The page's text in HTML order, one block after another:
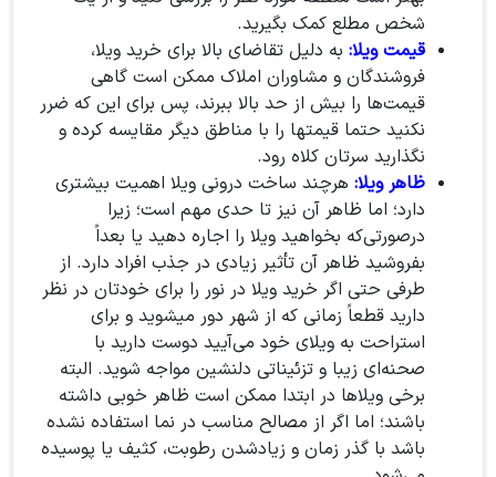
شخص مطلع کمک بگیرید.
قیمت ویلا: به دلیل تقاضای بالا برای خرید ویلا،
فروشندگان و مشاوران املاک ممکن است گاهی
قیمت‌ها را بیش از حد بالا ببرند، پس برای این که ضرر
نکنید حتما قیمتها را با مناطق دیگر مقایسه کرده و
نگذارید سرتان کلاه رود.
ظاهر ویلا: هرچند ساخت درونی ویلا اهمیت بیشتری
دارد؛ اما ظاهر آن نیز تا حدی مهم است؛ زیرا
درصورتی‌که بخواهید ویلا را اجاره دهید یا بعداً
بفروشید ظاهر آن تأثیر زیادی در جذب افراد دارد. از
طرفی حتی اگر خرید ویلا در نور را برای خودتان در نظر
دارید قطعاً زمانی که از شهر دور میشوید و برای
استراحت به ویلای خود می‌آیید دوست دارید با
صحنه‌ای زیبا و تزئیناتی دلنشین مواجه شوید. البته
برخی ویلاها در ابتدا ممکن است ظاهر خوبی داشته
باشند؛ اما اگر از مصالح مناسب در نما استفاده نشده
باشد با گذر زمان و زیادشدن رطوبت، کثیف یا پوسیده